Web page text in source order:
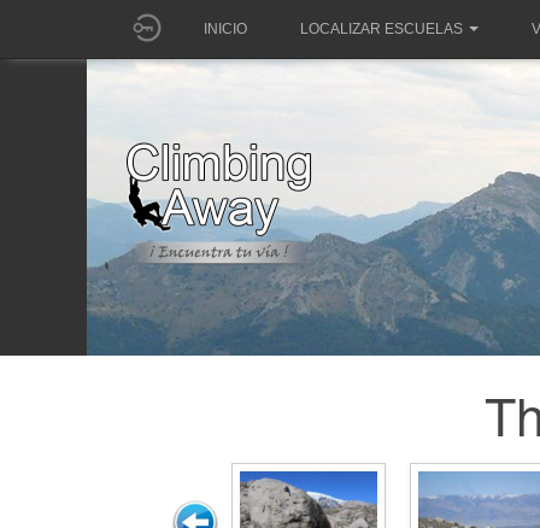
INICIO LOCALIZAR ESCUELAS